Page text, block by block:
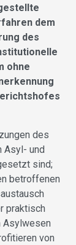
dem
des
ohne
des
Asyl- und
sind;
betroffenen
praktisch
Asylwesen
von